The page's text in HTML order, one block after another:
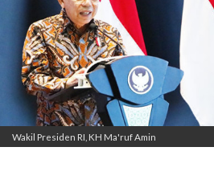
Wakil Presiden RI, KH Ma'ruf Amin